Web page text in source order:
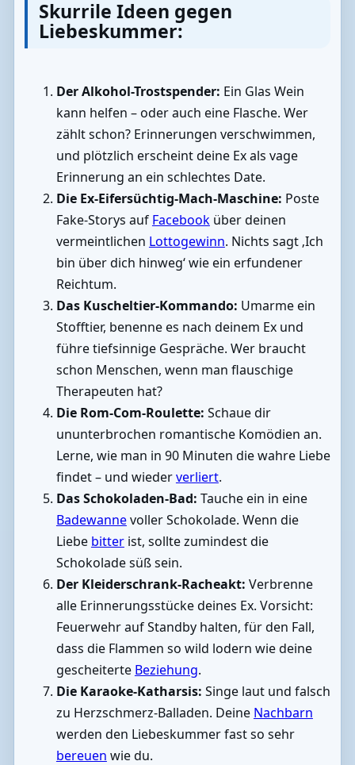
Skurrile Ideen gegen
Liebeskummer:
Der Alkohol-Trostspender: Ein Glas Wein
kann helfen – oder auch eine Flasche. Wer
zählt schon? Erinnerungen verschwimmen,
und plötzlich erscheint deine Ex als vage
Erinnerung an ein schlechtes Date.
Die Ex-Eifersüchtig-Mach-Maschine: Poste
Fake-Storys auf Facebooküber deinen
vermeintlichen Lottogewinn. Nichts sagt ‚Ich
bin über dich hinweg‘ wie ein erfundener
Reichtum.
Das Kuscheltier-Kommando: Umarme ein
Stofftier, benenne es nach deinem Ex und
führe tiefsinnige Gespräche. Wer braucht
schon Menschen, wenn man flauschige
Therapeuten hat?
Die Rom-Com-Roulette: Schaue dir
ununterbrochen romantische Komödien an.
Lerne, wie man in 90 Minuten die wahre Liebe
findet – und wiederverliert.
Das Schokoladen-Bad: Tauche ein in eine
Badewannevoller Schokolade. Wenn die
Liebe bitterist, sollte zumindest die
Schokolade süß sein.
Der Kleiderschrank-Racheakt: Verbrenne
alle Erinnerungsstücke deines Ex. Vorsicht:
Feuerwehr auf Standby halten, für den Fall,
dass die Flammen so wild lodern wie deine
gescheiterte Beziehung.
Die Karaoke-Katharsis: Singe laut und falsch
zu Herzschmerz-Balladen. Deine Nachbarn
werden den Liebeskummer fast so sehr
bereuen wie du.